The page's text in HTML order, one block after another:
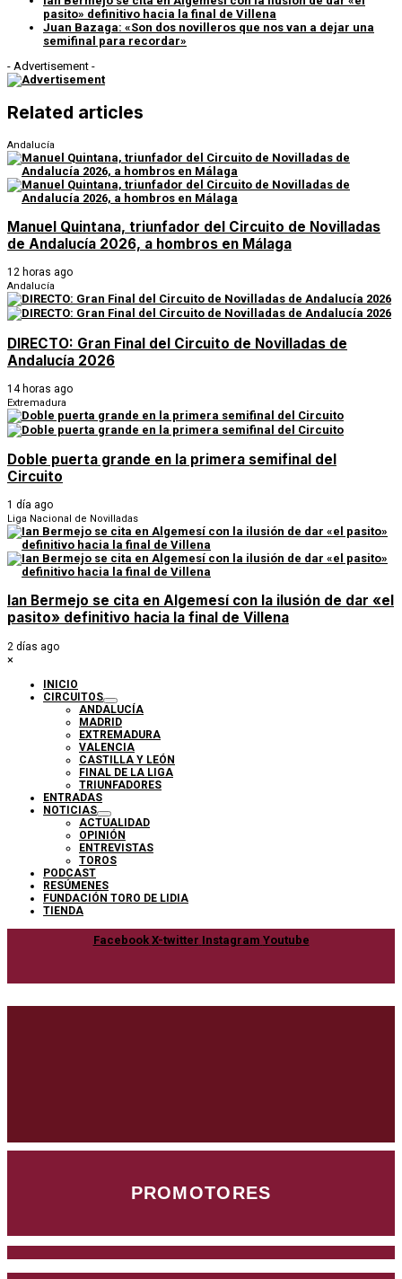
pasito» definitivo hacia la final de Villena
Juan Bazaga: «Son dos novilleros que nos van a dejar una
semifinal para recordar»
- Advertisement -
Related articles
Andalucía
Manuel Quintana, triunfador del Circuito de Novilladas
de Andalucía 2026, a hombros en Málaga
12 horas ago
Andalucía
DIRECTO: Gran Final del Circuito de Novilladas de
Andalucía 2026
14 horas ago
Extremadura
Doble puerta grande en la primera semifinal del
Circuito
1 día ago
Liga Nacional de Novilladas
Ian Bermejo se cita en Algemesí con la ilusión de dar «el
pasito» definitivo hacia la final de Villena
2 días ago
×
INICIO
CIRCUITOS
ANDALUCÍA
MADRID
EXTREMADURA
VALENCIA
CASTILLA Y LEÓN
FINAL DE LA LIGA
TRIUNFADORES
ENTRADAS
NOTICIAS
ACTUALIDAD
OPINIÓN
ENTREVISTAS
TOROS
PODCAST
RESÚMENES
FUNDACIÓN TORO DE LIDIA
TIENDA
Facebook X-twitter Instagram Youtube
PROMOTORES